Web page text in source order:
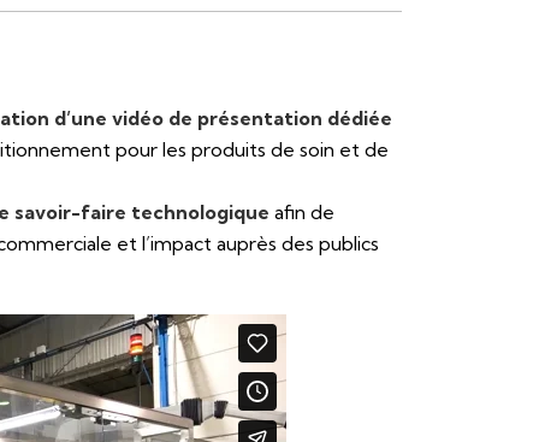
d’une vidéo de présentation dédiée
pour les produits de soin et de
savoir-faire technologique afin de
et l’impact auprès des publics